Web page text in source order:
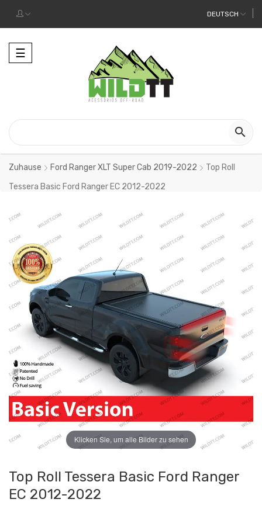
DEUTSCH
Toggle
navigation
☰

Zuhause Ford Ranger XLT Super Cab 2019-2022
Top Roll
Tessera Basic Ford Ranger EC 2012-2022
Klicken Sie, um alle Bilder zu sehen
Top Roll Tessera Basic Ford Ranger
EC 2012-2022